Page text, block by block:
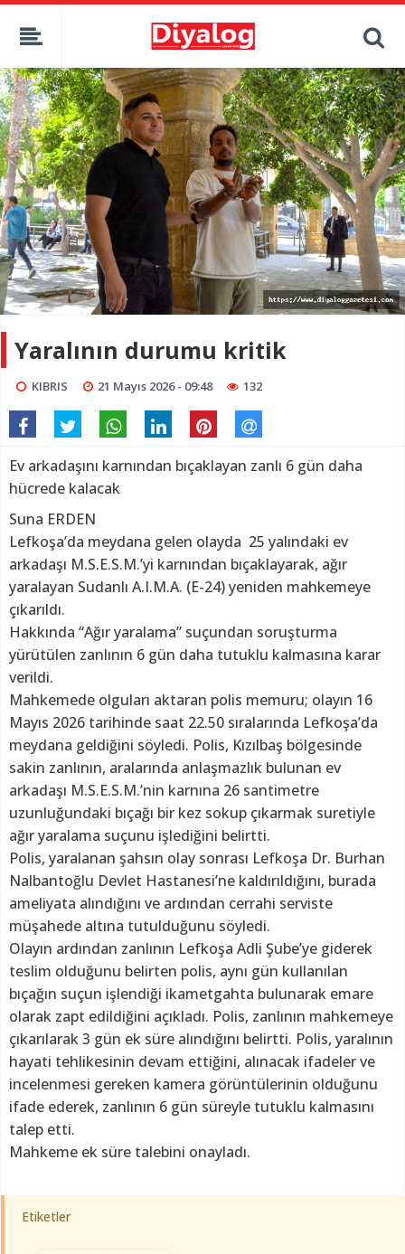
Yaralının durumu kritik
KIBRIS 21 Mayıs 2026 - 09:48 132
Ev arkadaşını karnından bıçaklayan zanlı 6 gün daha
hücrede kalacak
Suna ERDEN
Lefkoşa’da meydana gelen olayda 25 yalındaki ev
arkadaşı M.S.E.S.M.’yi karnından bıçaklayarak, ağır
yaralayan Sudanlı A.I.M.A. (E-24) yeniden mahkemeye
çıkarıldı.
Hakkında “Ağır yaralama” suçundan soruşturma
yürütülen zanlının 6 gün daha tutuklu kalmasına karar
verildi.
Mahkemede olguları aktaran polis memuru; olayın 16
Mayıs 2026 tarihinde saat 22.50 sıralarında Lefkoşa’da
meydana geldiğini söyledi. Polis, Kızılbaş bölgesinde
sakin zanlının, aralarında anlaşmazlık bulunan ev
arkadaşı M.S.E.S.M.’nin karnına 26 santimetre
uzunluğundaki bıçağı bir kez sokup çıkarmak suretiyle
ağır yaralama suçunu işlediğini belirtti.
Polis, yaralanan şahsın olay sonrası Lefkoşa Dr. Burhan
Nalbantoğlu Devlet Hastanesi’ne kaldırıldığını, burada
ameliyata alındığını ve ardından cerrahi serviste
müşahede altına tutulduğunu söyledi.
Olayın ardından zanlının Lefkoşa Adli Şube’ye giderek
teslim olduğunu belirten polis, aynı gün kullanılan
bıçağın suçun işlendiği ikametgahta bulunarak emare
olarak zapt edildiğini açıkladı. Polis, zanlının mahkemeye
çıkarılarak 3 gün ek süre alındığını belirtti. Polis, yaralının
hayati tehlikesinin devam ettiğini, alınacak ifadeler ve
incelenmesi gereken kamera görüntülerinin olduğunu
ifade ederek, zanlının 6 gün süreyle tutuklu kalmasını
talep etti.
Mahkeme ek süre talebini onayladı.
Etiketler